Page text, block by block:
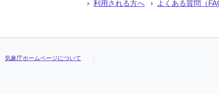
利用される方へ よくある質問（
気象庁ホームページについて